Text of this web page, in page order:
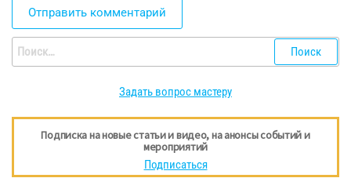
Найти:
Задать вопрос мастеру
Подписка на новые статьи и видео, на анонсы событий и
мероприятий
Подписаться